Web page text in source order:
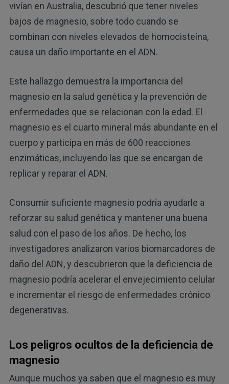
vivían en Australia, descubrió que tener niveles
bajos de magnesio, sobre todo cuando se
combinan con niveles elevados de homocisteína,
causa un daño importante en el ADN.
Este hallazgo demuestra la importancia del
magnesio en la salud genética y la prevención de
enfermedades que se relacionan con la edad. El
magnesio es el cuarto mineral más abundante en el
cuerpo y participa en más de 600 reacciones
enzimáticas, incluyendo las que se encargan de
replicar y reparar el ADN.
Consumir suficiente magnesio podría ayudarle a
reforzar su salud genética y mantener una buena
salud con el paso de los años. De hecho, los
investigadores analizaron varios biomarcadores de
daño del ADN, y descubrieron que la deficiencia de
magnesio podría acelerar el envejecimiento celular
e incrementar el riesgo de enfermedades crónico
degenerativas.
Los peligros ocultos de la deficiencia de
magnesio
Aunque muchos ya saben que el magnesio es muy